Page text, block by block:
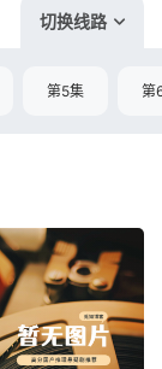
切换线路
第5集 第